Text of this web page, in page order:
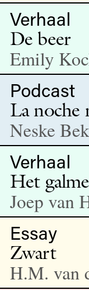
Verhaal
De beer
Emily
Podcast
La noche
Neske
Verhaal
Het
Joep van
Essay
Zwart
H.M. van